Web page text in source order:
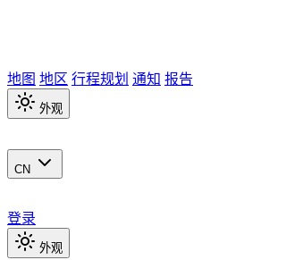
地图 地区 行程规划 通知 报告
外观
CN
登录
外观